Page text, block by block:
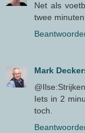
Net als
twee
Mark
Iets in 2
toch.